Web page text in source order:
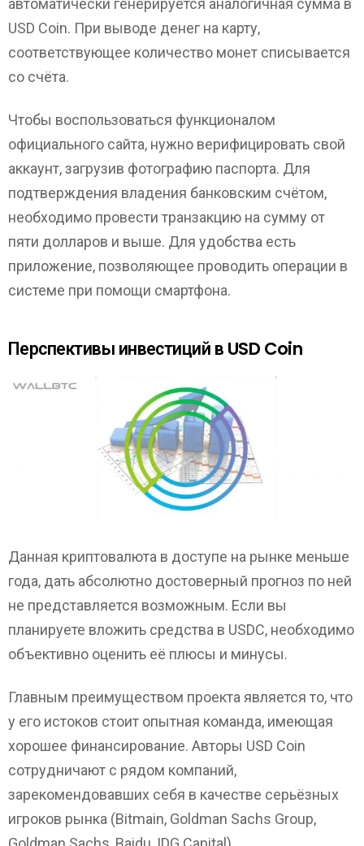
автоматически генерируется аналогичная сумма в
USD Coin. При выводе денег на карту,
соответствующее количество монет списывается
со счёта.
Чтобы воспользоваться функционалом
официального сайта, нужно верифицировать свой
аккаунт, загрузив фотографию паспорта. Для
подтверждения владения банковским счётом,
необходимо провести транзакцию на сумму от
пяти долларов и выше. Для удобства есть
приложение, позволяющее проводить операции в
системе при помощи смартфона.
Перспективы инвестиций в USD Coin
Данная криптовалюта в доступе на рынке меньше
года, дать абсолютно достоверный прогноз по ней
не представляется возможным. Если вы
планируете вложить средства в USDC, необходимо
объективно оценить её плюсы и минусы.
Главным преимуществом проекта является то, что
у его истоков стоит опытная команда, имеющая
хорошее финансирование. Авторы USD Coin
сотрудничают с рядом компаний,
зарекомендовавших себя в качестве серьёзных
игроков рынка (Bitmain, Goldman Sachs Group,